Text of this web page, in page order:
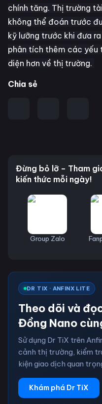
chính tăng. Thị trường
không thể đoán trước
kỹ lưỡng trước khi đưa
phân tích thêm các yếu
diện hơn về thị trường.
Chia sẻ
Đừng bỏ lỡ – Tham
kiến thức mỗi ngày!
Group Zalo
DR TIX · ANFINX LITE
Theo dõi và
Đồng Nano
Sử dụng Dr TiX trên
cảnh thị trường, kiểm
kiện giao dịch quan
Khám phá Dr TiX